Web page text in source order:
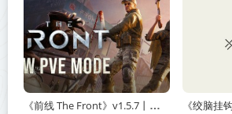
《前线 The Front》v1.5.7丨中文版网盘下载